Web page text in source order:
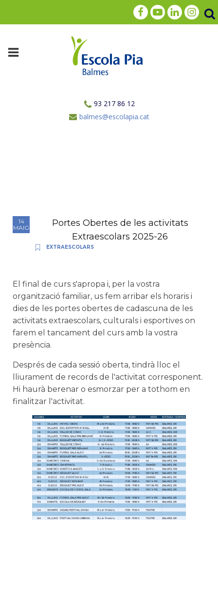
93 217 86 12
balmes@escolapia.cat
14
MAIG
Portes Obertes de les activitats
Extraescolars 2025-26
EXTRAESCOLARS
El final de curs s'apropa i, per la vostra
organització familiar, us fem arribar els horaris i
dies de les portes obertes de cadascuna de les
activitats extraescolars, culturals i esportives on
farem el tancament del curs amb la vostra
presència.
Després de cada sessió oberta, tindrà lloc el
lliurament de records de l'activitat corresponent.
Hi haurà berenar o esmorzar per a tothom en
finalitzar l'activitat.